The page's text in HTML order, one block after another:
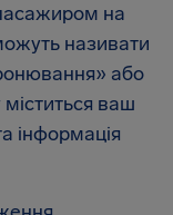
на
називати
або
ваш
інформація